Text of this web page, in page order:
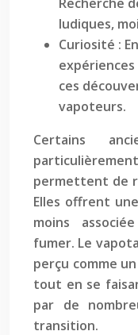
ludiques,
Curiosité :
ces
vapoteurs.
Certains
permettent de
Elles offrent
moins
fumer. Le
perçu comme
tout en se
par de
transition.